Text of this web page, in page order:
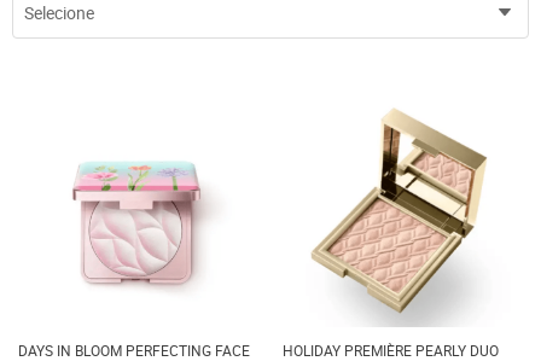
Selecione
DAYS IN BLOOM PERFECTING FACE
HOLIDAY PREMIÈRE PEARLY DUO